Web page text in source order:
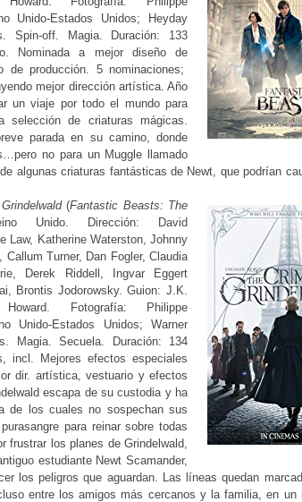
Unido-Estados Unidos; Heyday
Spin-off. Magia. Duración: 133
Nominada a mejor diseño de
de producción. 5 nominaciones;
mejor dirección artística. Año
un viaje por todo el mundo para
selección de criaturas mágicas.
parada en su camino, donde
no para un Muggle llamado
algunas criaturas fantásticas de Newt, que podrían
(Fantastic Beasts: The
Unido. Dirección:
David
Law, Katherine Waterston, Johnny
Turner, Dan Fogler, Claudia
Derek Riddell, Ingvar Eggert
Brontis Jodorowsky.Guion: J.K.
Howard. Fotografía:
Philippe
Unido-Estados Unidos; Warner
Magia. Secuela. Duración: 134
incl. Mejores efectos especiales
dir. artística, vestuario y efectos
escapa de su custodia y ha
de los cuales no sospechan sus
para reinar sobre todas
frustrar los planes de Grindelwald,
estudiante Newt Scamander,
los peligros que aguardan. Las líneas quedan
entre los amigos más cercanos y la familia, en un